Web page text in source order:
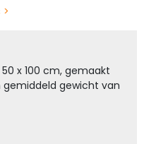
x 100 cm, gemaakt
gemiddeld gewicht van